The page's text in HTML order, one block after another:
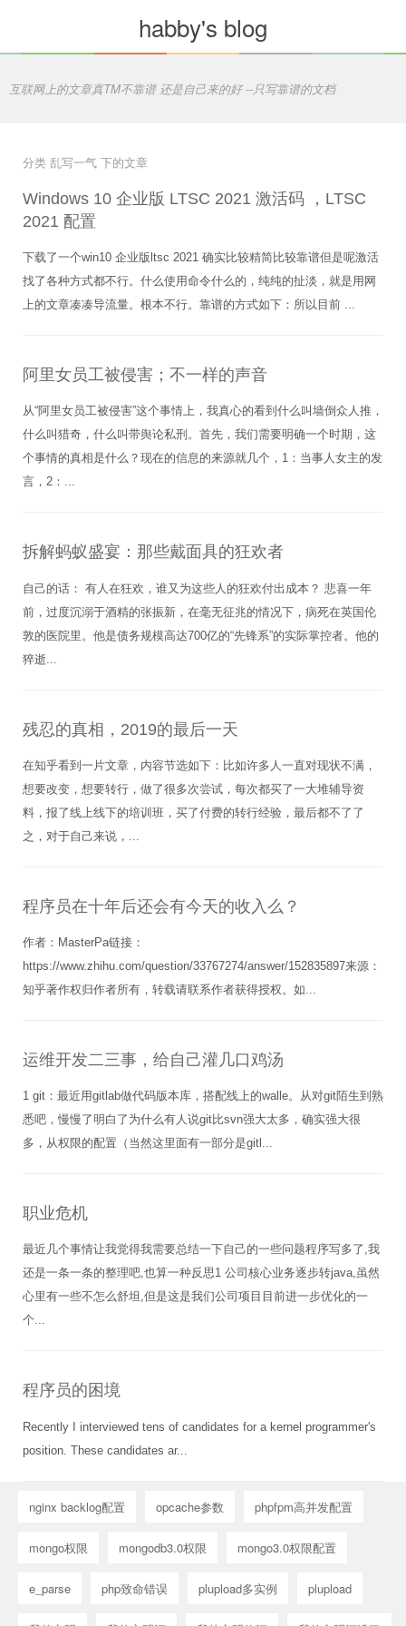
habby's blog
互联网上的文章真TM不靠谱 还是自己来的好 --只写靠谱的文档
分类 乱写一气 下的文章
Windows 10 企业版 LTSC 2021 激活码 ，LTSC
2021 配置
下载了一个win10 企业版ltsc 2021 确实比较精简比较靠谱但是呢激活
找了各种方式都不行。什么使用命令什么的，纯纯的扯淡，就是用网
上的文章凑凑导流量。根本不行。靠谱的方式如下：所以目前 ...
阿里女员工被侵害；不一样的声音
从“阿里女员工被侵害”这个事情上，我真心的看到什么叫墙倒众人推，
什么叫猎奇，什么叫带舆论私刑。首先，我们需要明确一个时期，这
个事情的真相是什么？现在的信息的来源就几个，1：当事人女主的发
言，2：...
拆解蚂蚁盛宴：那些戴面具的狂欢者
自己的话： 有人在狂欢，谁又为这些人的狂欢付出成本？ 悲喜一年
前，过度沉溺于酒精的张振新，在毫无征兆的情况下，病死在英国伦
敦的医院里。他是债务规模高达700亿的“先锋系”的实际掌控者。他的
猝逝...
残忍的真相，2019的最后一天
在知乎看到一片文章，内容节选如下：比如许多人一直对现状不满，
想要改变，想要转行，做了很多次尝试，每次都买了一大堆辅导资
料，报了线上线下的培训班，买了付费的转行经验，最后都不了了
之，对于自己来说，...
程序员在十年后还会有今天的收入么？
作者：MasterPa链接：
https://www.zhihu.com/question/33767274/answer/152835897来源：
知乎著作权归作者所有，转载请联系作者获得授权。如...
运维开发二三事，给自己灌几口鸡汤
1 git：最近用gitlab做代码版本库，搭配线上的walle。从对git陌生到熟
悉吧，慢慢了明白了为什么有人说git比svn强大太多，确实强大很
多，从权限的配置（当然这里面有一部分是gitl...
职业危机
最近几个事情让我觉得我需要总结一下自己的一些问题程序写多了,我
还是一条一条的整理吧,也算一种反思1 公司核心业务逐步转java,虽然
心里有一些不怎么舒坦,但是这是我们公司项目目前进一步优化的一
个...
程序员的困境
Recently I interviewed tens of candidates for a kernel programmer's
position. These candidates ar...
nginx backlog配置 opcache参数 phpfpm高并发配置
mongo权限 mongodb3.0权限 mongo3.0权限配置
e_parse php致命错误 plupload多实例 plupload